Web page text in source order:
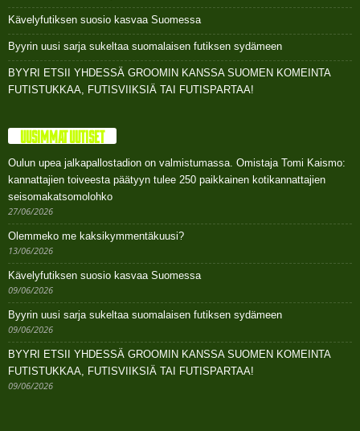
Kävelyfutiksen suosio kasvaa Suomessa
Byyrin uusi sarja sukeltaa suomalaisen futiksen sydämeen
BYYRI ETSII YHDESSÄ GROOMIN KANSSA SUOMEN KOMEINTA
FUTISTUKKAA, FUTISVIIKSIÄ TAI FUTISPARTAA!
UUSIMMAT UUTISET
Oulun upea jalkapallostadion on valmistumassa. Omistaja Tomi Kaismo:
kannattajien toiveesta päätyyn tulee 250 paikkainen kotikannattajien
seisomakatsomolohko
27/06/2026
Olemmeko me kaksikymmentäkuusi?
13/06/2026
Kävelyfutiksen suosio kasvaa Suomessa
09/06/2026
Byyrin uusi sarja sukeltaa suomalaisen futiksen sydämeen
09/06/2026
BYYRI ETSII YHDESSÄ GROOMIN KANSSA SUOMEN KOMEINTA
FUTISTUKKAA, FUTISVIIKSIÄ TAI FUTISPARTAA!
09/06/2026